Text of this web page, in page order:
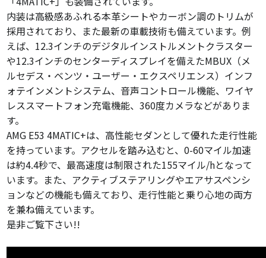
内装は高級感あふれる本革シートやカーボン調のトリムが
採用されており、また最新の車載技術も備えています。例
えば、12.3インチのデジタルインストルメントクラスター
や12.3インチのセンターディスプレイを備えたMBUX（メ
ルセデス・ベンツ・ユーザー・エクスペリエンス）インフ
ォテインメントシステム、音声コントロール機能、ワイヤ
レススマートフォン充電機能、360度カメラなどがありま
す。
AMG E53 4MATIC+は、高性能セダンとして優れた走行性能
を持っています。アクセルを踏み込むと、0-60マイル加速
は約4.4秒で、最高速度は制限された155マイル/hとなって
います。また、アクティブステアリングやエアサスペンシ
ョンなどの機能も備えており、走行性能と乗り心地の両方
を兼ね備えています。
是非ご覧下さい!!